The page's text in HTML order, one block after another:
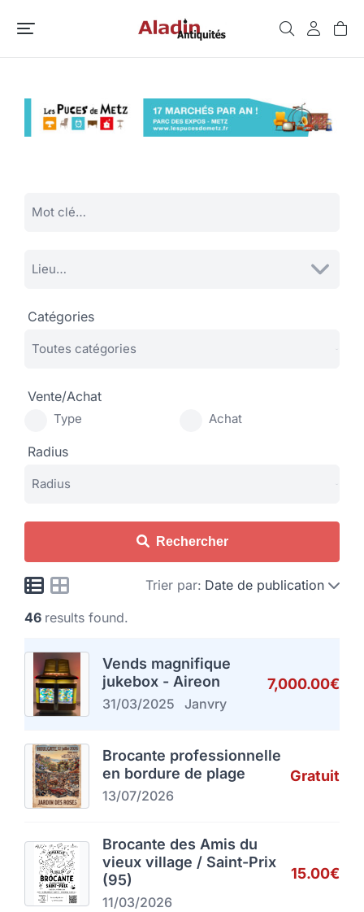
Catégories
Vente/Achat
Type Achat
Radius
Rechercher
Trier par: Date de publication
46 results found.
Vends magnifique
jukebox - Aireon
31/03/2025 Janvry
7,000.00€
Brocante professionnelle
en bordure de plage
13/07/2026
Gratuit
Brocante des Amis du
vieux village / Saint-Prix
(95)
11/03/2026
15.00€